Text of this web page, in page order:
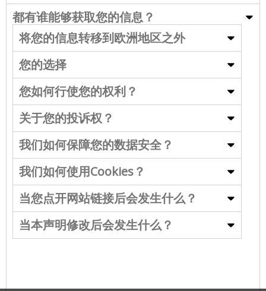
都有谁能够获取您的信息？
将您的信息转移到欧洲地区之外
您的选择
您如何行使您的权利？
关于您的投诉权？
我们如何保障您的数据安全？
我们如何使用Cookies？
当您点开网站链接后会发生什么？
当本声明修改后会发生什么？
版本 250518CN